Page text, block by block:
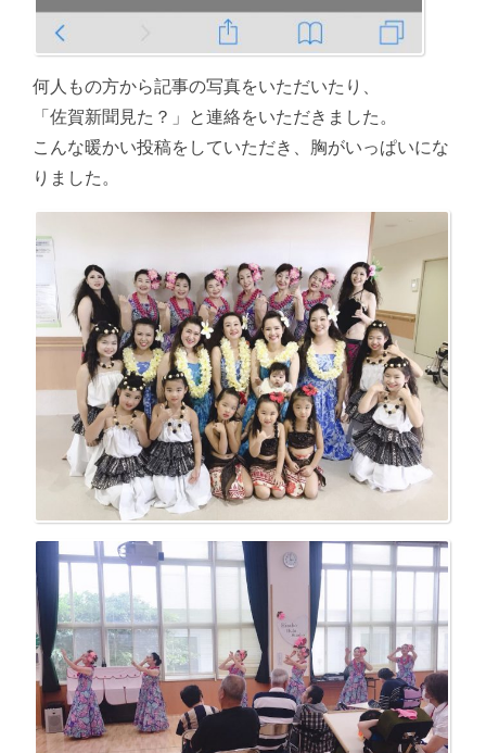
何人もの方から記事の写真をいただいたり、
「佐賀新聞見た？」と連絡をいただきました。
こんな暖かい投稿をしていただき、胸がいっぱいにな
りました。